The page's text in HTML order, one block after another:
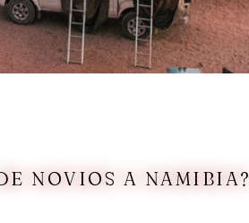
NOVIOS A NAMIBIA?